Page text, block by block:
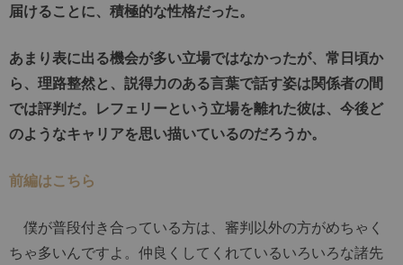
届けることに、積極的な性格だった。
あまり表に出る機会が多い立場ではなかったが、常日頃か
ら、理路整然と、説得力のある言葉で話す姿は関係者の間
では評判だ。レフェリーという立場を離れた彼は、今後ど
のようなキャリアを思い描いているのだろうか。
前編はこちら
僕が普段付き合っている方は、審判以外の方がめちゃく
ちゃ多いんですよ。仲良くしてくれているいろいろな諸先